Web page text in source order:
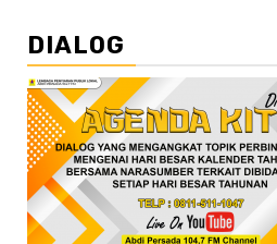
DIALOG